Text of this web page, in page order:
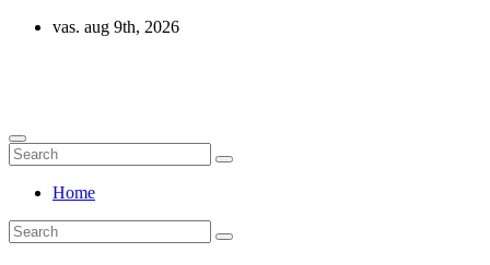
Skip
vas. aug 9th, 2026
Home